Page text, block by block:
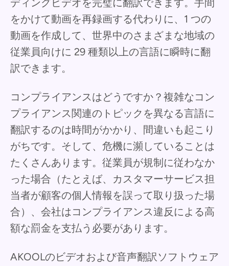
をかけて動画を再録画する代わりに、1 つの
動画を作成して、世界中のさまざまな地域の
従業員向けに 29 種類以上の言語に瞬時に翻
訳できます。
コンプライアンスはどうですか？複雑なコン
プライアンス関連のトピックを異なる言語に
翻訳するのは時間がかかり、間違いも起こり
がちです。そして、危機に瀕していることは
たくさんあります。従業員が規制に従わなか
った場合（たとえば、カスタマーサービス担
当者が顧客の個人情報を誤って取り扱った場
合）、会社はコンプライアンス違反による高
額な罰金を支払う必要があります。
AKOOLのビデオおよび音声翻訳ソフトウェア